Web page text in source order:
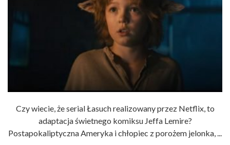
Czy wiecie, że serial Łasuch realizowany przez Netflix, to
adaptacja świetnego komiksu Jeffa Lemire?
Postapokaliptyczna Ameryka i chłopiec z porożem jelonka, ...